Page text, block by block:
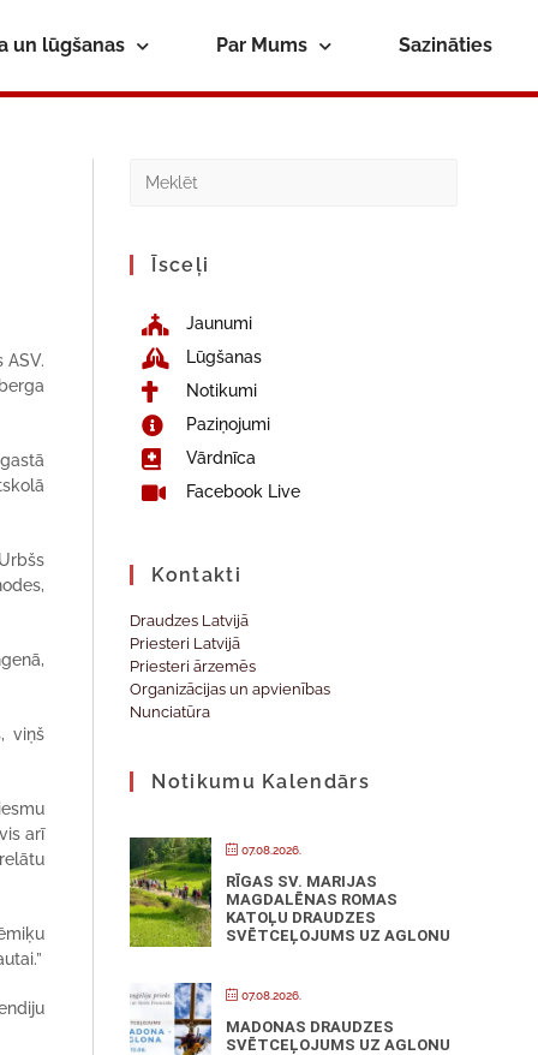
un lūgšanas Par Mums Sazināties
viņš
arī
Īsceļi
Jaunumi
Lūgšanas
Notikumi
Paziņojumi
Vārdnīca
Facebook Live
Kontakti
Draudzes Latvijā
Priesteri Latvijā
Priesteri ārzemēs
Organizācijas un apvienības
Nunciatūra
Notikumu Kalendārs
07.08.2026.
RĪGAS SV. MARIJAS
MAGDALĒNAS ROMAS
KATOĻU DRAUDZES
SVĒTCEĻOJUMS UZ AGLONU
07.08.2026.
MADONAS DRAUDZES
SVĒTCEĻOJUMS UZ AGLONU